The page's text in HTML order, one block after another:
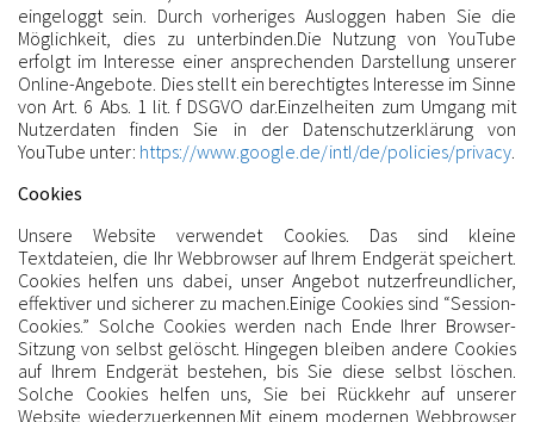
eingeloggt sein. Durch vorheriges Ausloggen haben Sie die
Möglichkeit, dies zu unterbinden.Die Nutzung von YouTube
erfolgt im Interesse einer ansprechenden Darstellung unserer
Online-Angebote. Dies stellt ein berechtigtes Interesse im Sinne
von Art. 6 Abs. 1 lit. f DSGVO dar.Einzelheiten zum Umgang mit
Nutzerdaten finden Sie in der Datenschutzerklärung von
YouTube unter: https://www.google.de/intl/de/policies/privacy.
Cookies
Unsere Website verwendet Cookies. Das sind kleine
Textdateien, die Ihr Webbrowser auf Ihrem Endgerät speichert.
Cookies helfen uns dabei, unser Angebot nutzerfreundlicher,
effektiver und sicherer zu machen.Einige Cookies sind “Session-
Cookies.” Solche Cookies werden nach Ende Ihrer Browser-
Sitzung von selbst gelöscht. Hingegen bleiben andere Cookies
auf Ihrem Endgerät bestehen, bis Sie diese selbst löschen.
Solche Cookies helfen uns, Sie bei Rückkehr auf unserer
Website wiederzuerkennen.Mit einem modernen Webbrowser